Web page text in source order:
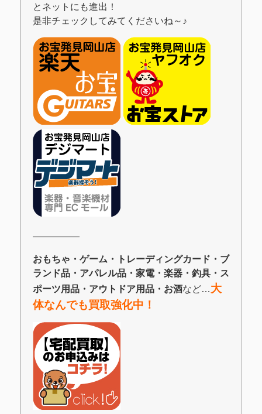
とネットにも進出！
是非チェックしてみてくださいね～♪
―――――
おもちゃ・ゲーム・トレーディングカード・ブ
ランド品・アパレル品・家電・楽器・釣具・ス
ポーツ用品・アウトドア用品・お酒など…大
体なんでも買取強化中！